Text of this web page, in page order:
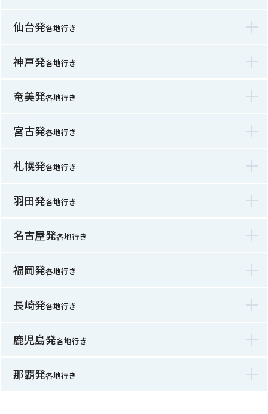
仙台発各地行き
神戸発各地行き
奄美発各地行き
宮古発各地行き
札幌発各地行き
羽田発各地行き
名古屋発各地行き
福岡発各地行き
長崎発各地行き
鹿児島発各地行き
那覇発各地行き